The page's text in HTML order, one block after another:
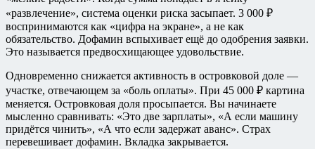
«развлечение», система оценки риска засыпает. 3 000 ₽
воспринимаются как «цифра на экране», а не как
обязательство. Дофамин вспыхивает ещё до одобрения заявки.
Это называется предвосхищающее удовольствие.
Одновременно снижается активность в островковой доле —
участке, отвечающем за «боль оплаты». При 45 000 ₽ картина
меняется. Островковая доля просыпается. Вы начинаете
мысленно сравнивать: «Это две зарплаты», «А если машину
придётся чинить», «А что если задержат аванс». Страх
перевешивает дофамин. Вкладка закрывается.